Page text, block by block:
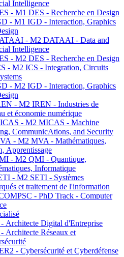
Intelligence
- M1 DES - Recherche en Design
- M1 IGD - Interaction, Graphics
- M2 DATAAI - Data and
Intelligence
- M2 DES - Recherche en Design
- M2 ICS - Integration, Circuits
- M2 IGD - Interaction, Graphics
- M2 IREN - Industries de
et économie numérique
- M2 MICAS - Machine
CommunicAtions, and Security
- M2 MVA - Mathématiques,
Apprentissage
- M2 QMI - Quantique,
Informatique
- M2 SETI - Systèmes
et traitement de l'information
- PhD Track - Computer
Architecte Digital d'Entreprise
Architecte Réseaux et
- Cybersécurité et Cyberdéfense